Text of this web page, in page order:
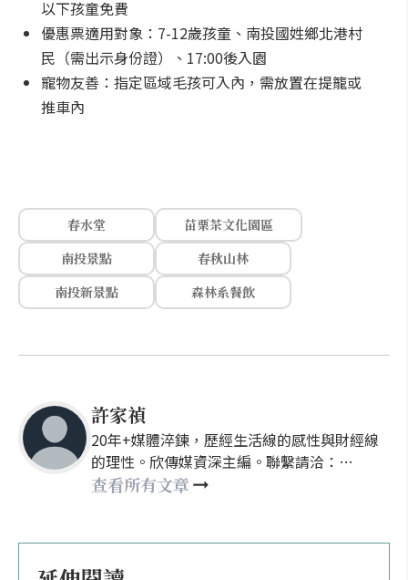
以下孩童免費
優惠票適用對象：7-12歲孩童、南投國姓鄉北港村
民（需出示身份證）、17:00後入園
寵物友善：指定區域毛孩可入內，需放置在提籠或
推車內
春水堂
苗栗茶文化園區
南投景點
春秋山林
南投新景點
森林系餐飲
許家禎
20年+媒體淬鍊，歷經生活線的感性與財經線
的理性。欣傳媒資深主編。聯繫請洽：
nellyhsu@xinmedia.com
查看所有文章